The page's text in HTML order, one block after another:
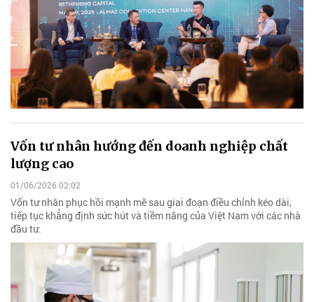
Vốn tư nhân hướng đến doanh nghiệp chất
lượng cao
01/06/2026 02:02
Vốn tư nhân phục hồi mạnh mẽ sau giai đoạn điều chỉnh kéo dài,
tiếp tục khẳng định sức hút và tiềm năng của Việt Nam với các nhà
đầu tư.